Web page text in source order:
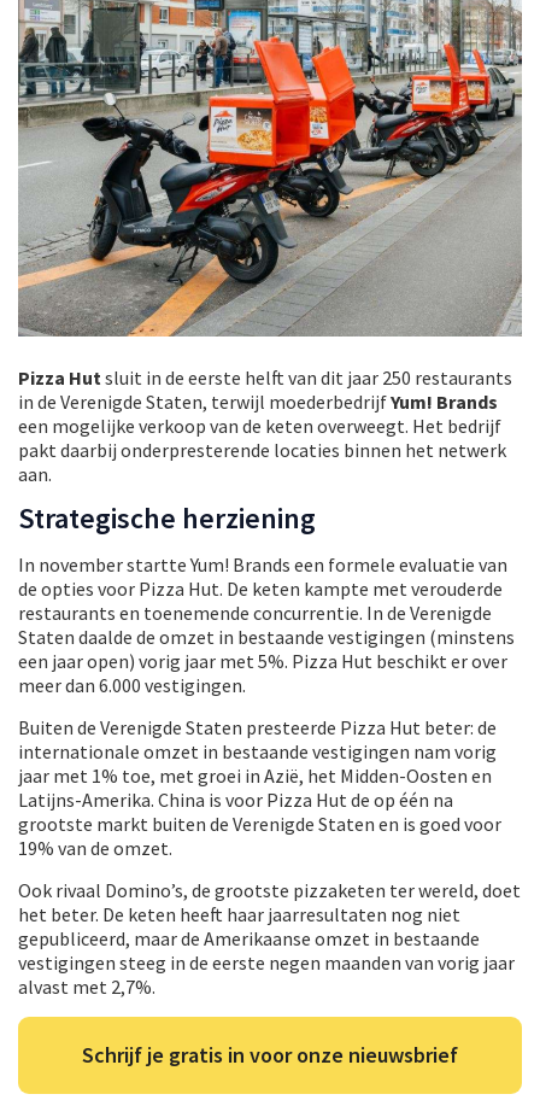
Pizza Hutsluit in de eerste helft van dit jaar 250 restaurants
in de Verenigde Staten, terwijl moederbedrijfYum! Brands
een mogelijke verkoop van de keten overweegt. Het bedrijf
pakt daarbij onderpresterende locaties binnen het netwerk
aan.
Strategische herziening
In november startte Yum! Brands een formele evaluatie van
de opties voor Pizza Hut. De keten kampte met verouderde
restaurants en toenemende concurrentie. In de Verenigde
Staten daalde de omzet in bestaande vestigingen (minstens
een jaar open) vorig jaar met 5%. Pizza Hut beschikt er over
meer dan 6.000 vestigingen.
Buiten de Verenigde Staten presteerde Pizza Hut beter: de
internationale omzet in bestaande vestigingen nam vorig
jaar met 1% toe, met groei in Azië, het Midden-Oosten en
Latijns-Amerika. China is voor Pizza Hut de op één na
grootste markt buiten de Verenigde Staten en is goed voor
19% van de omzet.
Ook rivaal Domino’s, de grootste pizzaketen ter wereld, doet
het beter. De keten heeft haar jaarresultaten nog niet
gepubliceerd, maar de Amerikaanse omzet in bestaande
vestigingen steeg in de eerste negen maanden van vorig jaar
alvast met 2,7%.
Schrijf je gratis in voor onze nieuwsbrief